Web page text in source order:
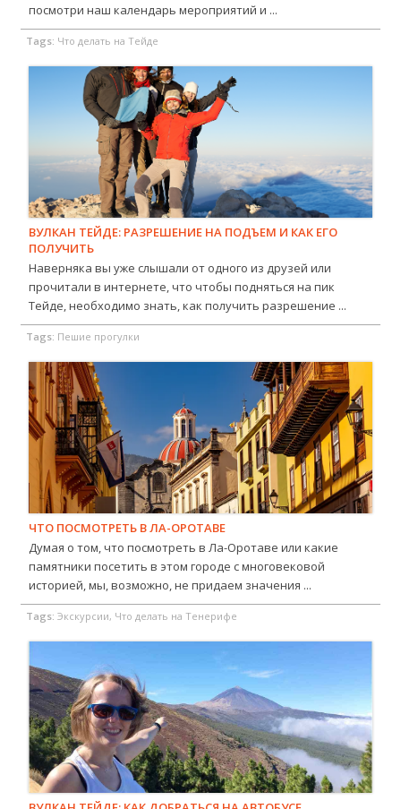
посмотри наш календарь мероприятий и ...
Tags: Что делать на Тейде
ВУЛКАН ТЕЙДЕ: РАЗРЕШЕНИЕ НА ПОДЪЕМ И КАК ЕГО
ПОЛУЧИТЬ
Наверняка вы уже слышали от одного из друзей или
прочитали в интернете, что чтобы подняться на пик
Тейде, необходимо знать, как получить разрешение ...
Tags: Пешие прогулки
ЧТО ПОСМОТРЕТЬ В ЛА-ОРОТАВЕ
Думая о том, что посмотреть в Ла-Оротаве или какие
памятники посетить в этом городе с многовековой
историей, мы, возможно, не придаем значения ...
Tags: Экскурсии, Что делать на Тенерифе